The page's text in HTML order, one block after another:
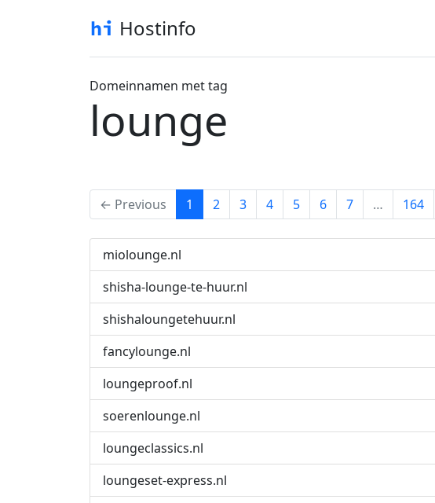
Hostinfo
Domeinnamen met tag
lounge
← Previous 1 (current)
2 3 4 5 6 7 … 164
miolounge.nl
shisha-lounge-te-huur.nl
shishaloungetehuur.nl
fancylounge.nl
loungeproof.nl
soerenlounge.nl
loungeclassics.nl
loungeset-express.nl